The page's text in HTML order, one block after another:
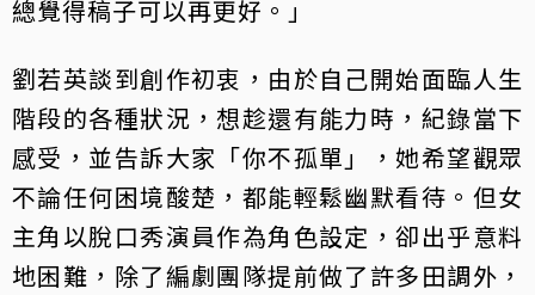
總覺得稿子可以再更好。」
劉若英談到創作初衷，由於自己開始面臨人生
階段的各種狀況，想趁還有能力時，紀錄當下
感受，並告訴大家「你不孤單」，她希望觀眾
不論任何困境酸楚，都能輕鬆幽默看待。但女
主角以脫口秀演員作為角色設定，卻出乎意料
地困難，除了編劇團隊提前做了許多田調外，